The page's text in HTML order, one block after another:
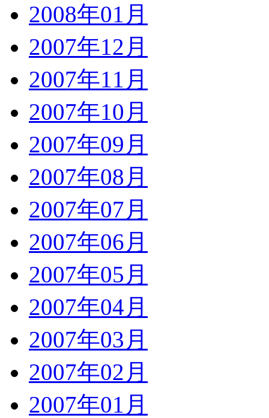
2008年01月
2007年12月
2007年11月
2007年10月
2007年09月
2007年08月
2007年07月
2007年06月
2007年05月
2007年04月
2007年03月
2007年02月
2007年01月